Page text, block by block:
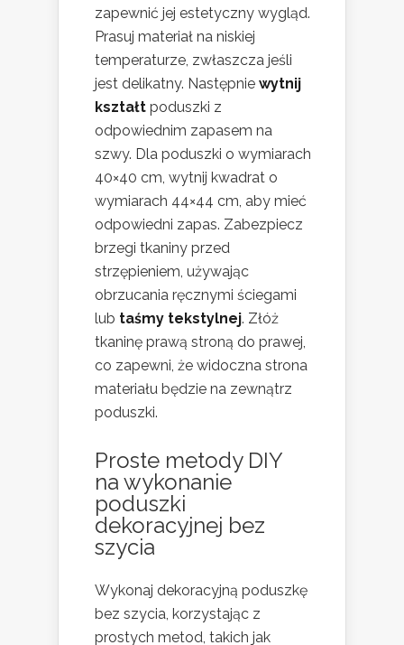
zapewnić jej estetyczny wygląd.
Prasuj materiał na niskiej
temperaturze, zwłaszcza jeśli
jest delikatny. Następnie wytnij
kształt poduszki z
odpowiednim zapasem na
szwy. Dla poduszki o wymiarach
40×40 cm, wytnij kwadrat o
wymiarach 44×44 cm, aby mieć
odpowiedni zapas. Zabezpiecz
brzegi tkaniny przed
strzępieniem, używając
obrzucania ręcznymi ściegami
lub taśmy tekstylnej. Złóż
tkaninę prawą stroną do prawej,
co zapewni, że widoczna strona
materiału będzie na zewnątrz
poduszki.
Proste metody DIY
na wykonanie
poduszki
dekoracyjnej bez
szycia
Wykonaj dekoracyjną poduszkę
bez szycia, korzystając z
prostych metod, takich jak